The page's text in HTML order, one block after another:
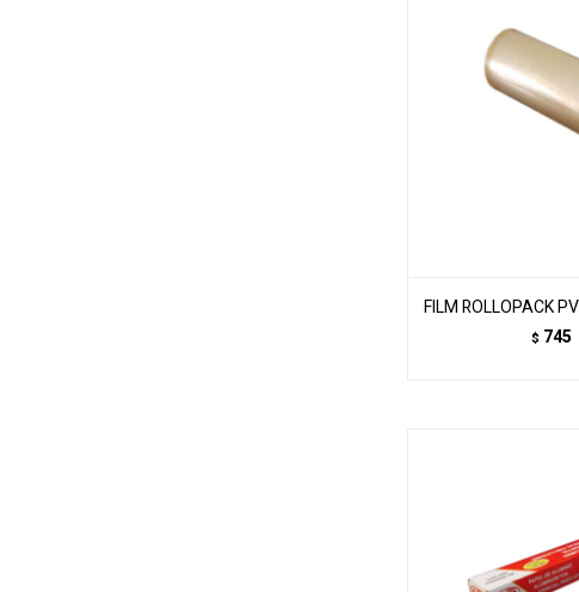
FILM ROLLOPACK
$ 745